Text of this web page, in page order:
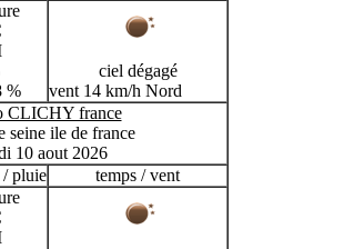
%
ciel dégagé
vent 14 km/h Nord
CLICHY france
seine ile de france
10 aout 2026
/ pluie temps / vent